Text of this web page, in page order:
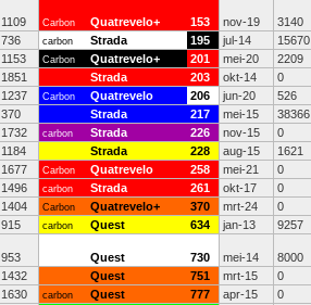
1109 Carbon Quatrevelo+ 153 nov-19 3140
736
carbon Strada 195 jul-14 15670
1153
Carbon Quatrevelo+ 201 mei-20 2209
1851
Strada 203 okt-14 0
1237
Carbon Quatrevelo 206 jun-20 526
370
Strada 217 mei-15 38366
1732
carbon Strada 226 nov-15 0
1184
Strada 228 aug-15 1621
1677
Carbon Quatrevelo 258 mei-21 0
1496
carbon Strada 261 okt-17 0
1404
Carbon Quatrevelo+ 370 mrt-24 0
915
carbon Quest 634 jan-13 9257
953 Quest 730 mei-14 8000
1432
Quest 751 mrt-15 0
1630
carbon Quest 777 apr-15 0